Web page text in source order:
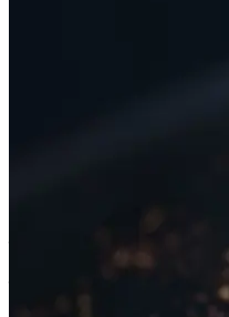
ELSOUL LABO B.V. (Head-
Fumitake कावासाकी ने
और आधिकारिक तौर पर यूरोप
सदस्य के रूप में पंजीकृत किया
अपने स्वयं के स्वायत्त सिस्टम
वैश्विक धार डेटा केंद्रों के पूर्ण
अनुकूलित Solana ब्लॉकचैन और